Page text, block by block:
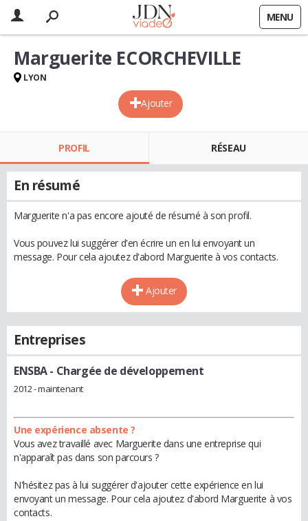
MENU
Ajouter
Marguerite ECORCHEVILLE
LYON
PROFIL RÉSEAU
En résumé
Marguerite n'a pas encore ajouté de résumé à son profil.
Vous pouvez lui suggérer d'en écrire un en lui envoyant un
message. Pour cela ajoutez d'abord Marguerite à vos contacts.
Ajouter
Entreprises
ENSBA- Chargée de développement
2012 - maintenant
Une expérience absente ?
Vous avez travaillé avec Marguerite dans une entreprise qui
n'apparaît pas dans son parcours ?
N'hésitez pas à lui suggérer d'ajouter cette expérience en lui
envoyant un message. Pour cela ajoutez d'abord Marguerite à vos
contacts.